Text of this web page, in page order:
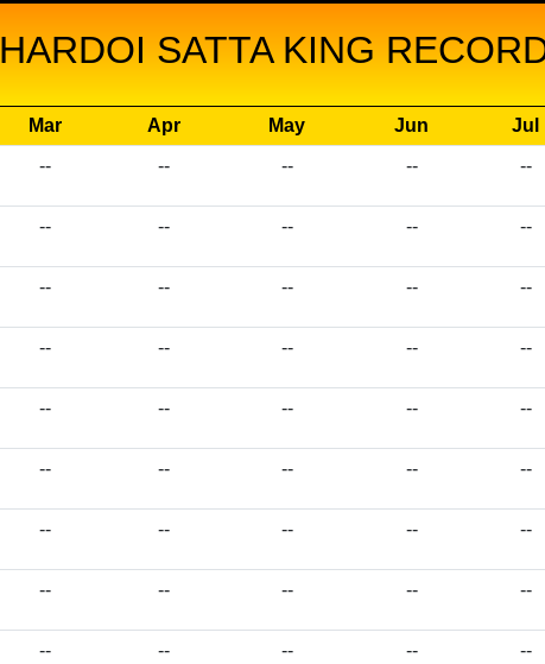
HARDOI SATTA KING
Mar Apr May Jun Jul
-- -- -- -- --
-- -- -- -- --
-- -- -- -- --
-- -- -- -- --
-- -- -- -- --
-- -- -- -- --
-- -- -- -- --
-- -- -- -- --
-- -- -- -- --